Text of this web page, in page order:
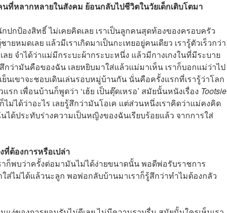
หลากหลายในสังคม ย้อนกลับไปชีวิตในวัยเด็กเติบโตมา
ปกป้องสิทธิ์ ไม่เคยคิดเลย เราเป็นลูกคนสุดท้องของครอบครัว
หมดเลย แล้วมีเราเกิดมาเป็นกะเทยอยู่คนเดียว เรารู้ตัวเร็วกว่า
ย จำได้ว่าแม่มีกระบะผ้ากระบะหนึ่ง แล้วมีกางเกงในที่มีระบาย
กว่ามันคือของฉัน เลยหยิบมาใส่แล้วแม่มาเห็น เราก็บอกแม่ว่าไป
เขาจะชอบเดินเล่นรอบหมู่บ้านกัน นั่นคือครั้งแรกที่เรารู้ว่าโลก
ก เพื่อนบ้านก็พูดว่า ‘เฮ้ย เป็นตุ๊ดเหรอ’ สมัยนั้นหนังเรื่อง Tootsie
ได้ว่าอะไร เลยรู้สึกว่ามันโอเค แต่ส่วนหนึ่งเราคิดว่าแม่คงคิด
ได้ประทับร่างความเป็นหญิงของฉันเรียบร้อยแล้ว จากการใส่
ที่ต้องการหรือเปล่า
าก็พบว่าครั้งต่อมามันไม่ได้ง่ายขนาดนั้น พอดีพ่อรับราชการ
ส่ไม่ได้แล้วนะลูก พอพ่อกลับบ้านมาเราก็รู้สึกว่าทำไมต้องกลัว